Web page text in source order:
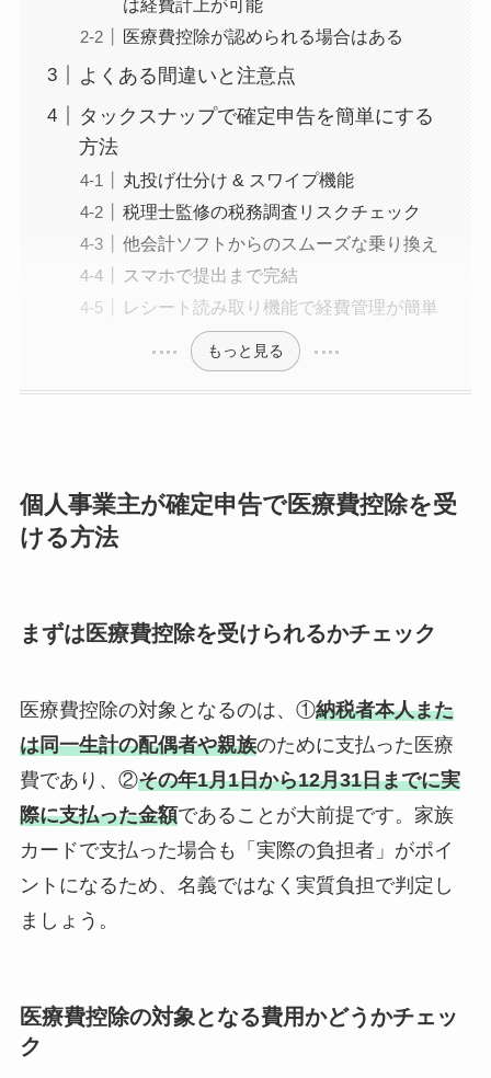
は経費計上が可能
医療費控除が認められる場合はある
よくある間違いと注意点
タックスナップで確定申告を簡単にする
方法
丸投げ仕分け & スワイプ機能
税理士監修の税務調査リスクチェック
他会計ソフトからのスムーズな乗り換え
スマホで提出まで完結
レシート読み取り機能で経費管理が簡単
もっと見る
個人事業主が確定申告で医療費控除を受
ける方法
まずは医療費控除を受けられるかチェック
医療費控除の対象となるのは、①納税者本人また
は同一生計の配偶者や親族のために支払った医療
費であり、②その年1月1日から12月31日までに実
際に支払った金額であることが大前提です。家族
カードで支払った場合も「実際の負担者」がポイ
ントになるため、名義ではなく実質負担で判定し
ましょう。
医療費控除の対象となる費用かどうかチェッ
ク